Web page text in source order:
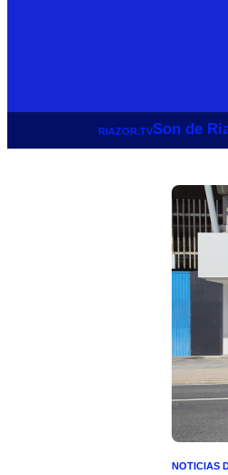
RIAZOR.TVSon de
NOTICIAS